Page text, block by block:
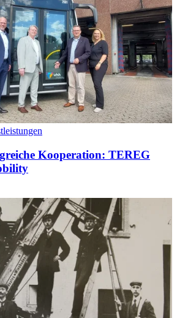
Kooperation: TEREG